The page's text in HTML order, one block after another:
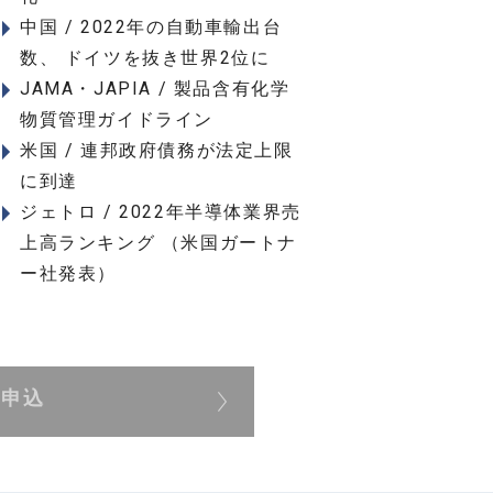
中国 / 2022年の自動車輸出台
数、 ドイツを抜き世界2位に
JAMA・JAPIA / 製品含有化学
物質管理ガイドライン
米国 / 連邦政府債務が法定上限
に到達
ジェトロ / 2022年半導体業界売
上高ランキング （米国ガートナ
ー社発表）
込